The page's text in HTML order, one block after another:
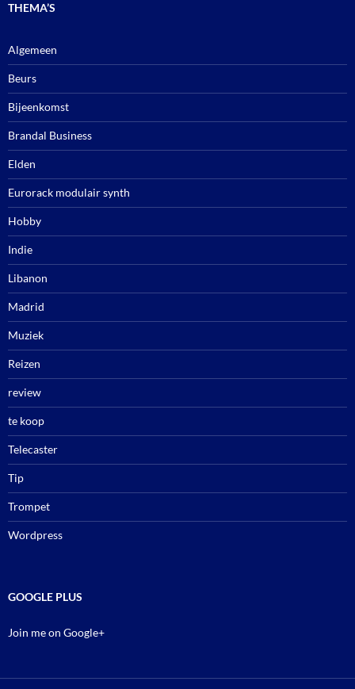
THEMA’S
Algemeen
Beurs
Bijeenkomst
Brandal Business
Elden
Eurorack modulair synth
Hobby
Indie
Libanon
Madrid
Muziek
Reizen
review
te koop
Telecaster
Tip
Trompet
Wordpress
GOOGLE PLUS
Join me on Google+